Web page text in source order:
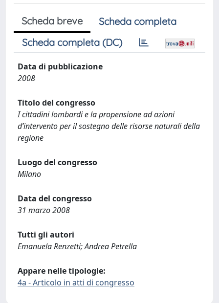
Scheda breve
Scheda completa
Scheda completa (DC)
Data di pubblicazione
2008
Titolo del congresso
I cittadini lombardi e la propensione ad azioni
d’intervento per il sostegno delle risorse naturali della
regione
Luogo del congresso
Milano
Data del congresso
31 marzo 2008
Tutti gli autori
Emanuela Renzetti; Andrea Petrella
Appare nelle tipologie:
4a - Articolo in atti di congresso